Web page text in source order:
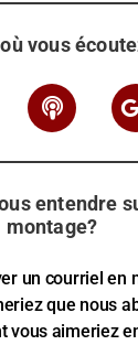
vous
entendre
montage?
un courriel en
que nous
vous aimeriez